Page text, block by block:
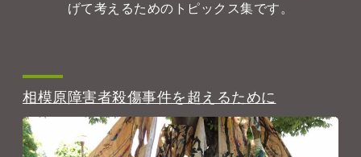
げて考えるためのトピックス集です。
相模原障害者殺傷事件を超えるために